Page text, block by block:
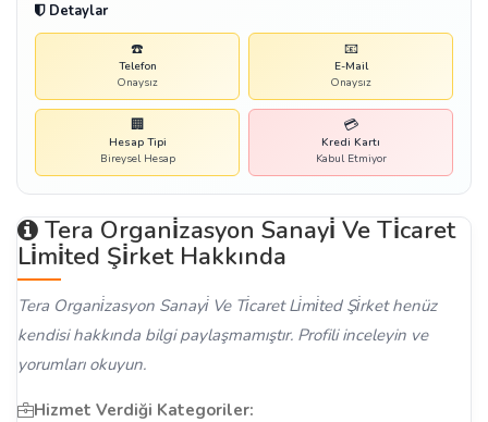
Detaylar
☎️
Telefon
Onaysız
📧
E-Mail
Onaysız
🏢
Hesap Tipi
Bireysel Hesap
💳
Kredi Kartı
Kabul Etmiyor
Tera Organi̇zasyon Sanayi̇ Ve Ti̇caret
Li̇mi̇ted Şi̇rket Hakkında
Tera Organi̇zasyon Sanayi̇ Ve Ti̇caret Li̇mi̇ted Şi̇rket henüz
kendisi hakkında bilgi paylaşmamıştır. Profili inceleyin ve
yorumları okuyun.
Hizmet Verdiği Kategoriler: